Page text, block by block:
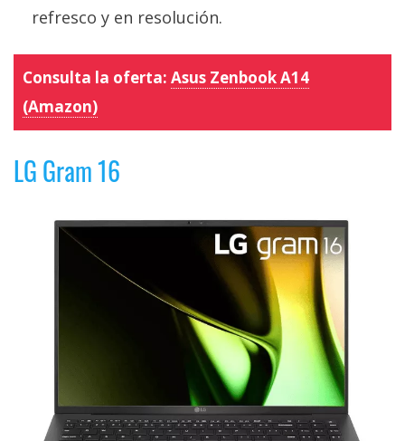
refresco y en resolución.
Consulta la oferta: Asus Zenbook A14
(Amazon)
LG Gram 16